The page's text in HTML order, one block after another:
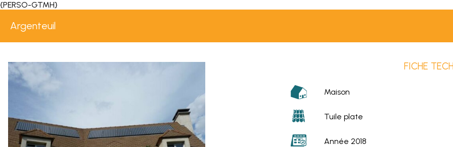
{PERSO-GTMH}
Argenteuil
FICHE
Maison
Tuile plate
Année 2018